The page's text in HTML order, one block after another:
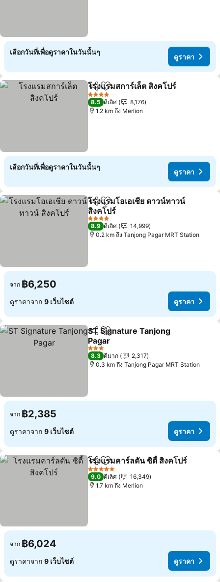
เลือกวันที่เพื่อดูราคาในวันนั้นๆ
ดูราคา
แชร์ เพิ่มในรายการโปรด
โรงแรมสการ์เล็ต สิงคโปร์
4 ดาว
8.5 ดีเลิศ
8,176
1.2 km ถึง Merlion
เลือกวันที่เพื่อดูราคาในวันนั้นๆ
ดูราคา
แชร์ เพิ่มในรายการโปรด
โรงแรมโอเอเชีย ดาวน์ทาวน์
สิงคโปร์
4 ดาว
8.9 ดีเลิศ
14,999
0.2 km ถึง Tanjong Pagar MRT Station
จาก ฿6,250
ดูราคาจาก 9 เว็บไซต์ ดูราคา
แชร์ เพิ่มในรายการโปรด
ST Signature Tanjong
Pagar
3 ดาว
8.3 ดีมาก
2,317
0.3 km ถึง Tanjong Pagar MRT Station
จาก ฿2,385
ดูราคาจาก 9 เว็บไซต์ ดูราคา
แชร์ เพิ่มในรายการโปรด
โรงแรมคาร์ลตัน ซิตี้ สิงคโปร์
5 ดาว
9.0 ดีเลิศ
16,349
1.7 km ถึง Merlion
จาก ฿6,024
ดูราคาจาก 9 เว็บไซต์ ดูราคา